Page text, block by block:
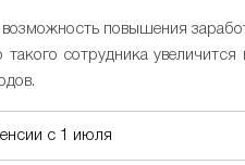
повышения
сотрудника
с 1 июля